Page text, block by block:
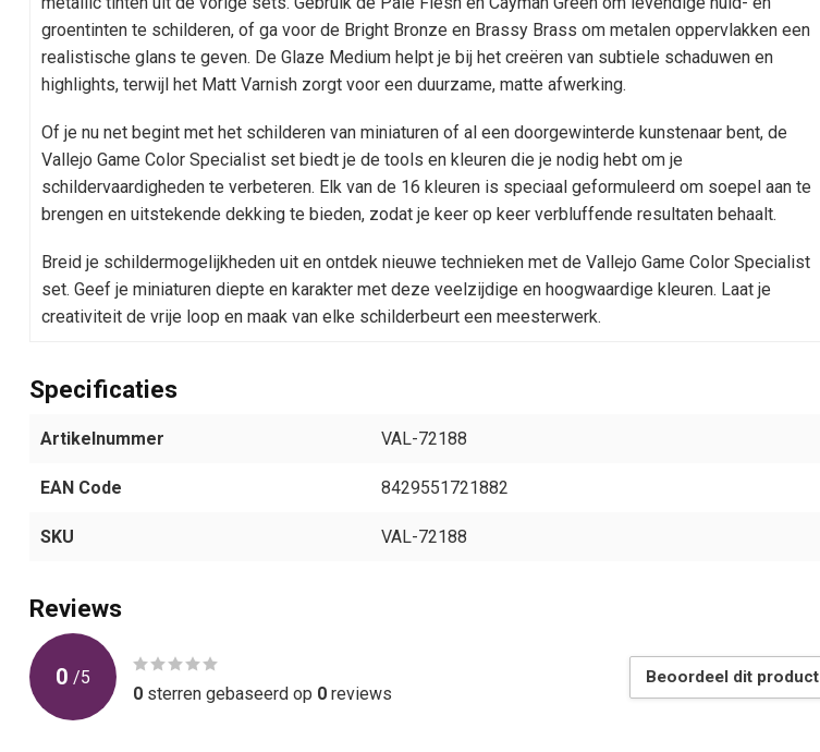
groentinten te schilderen, of ga voor de Bright Bronze en Brassy Brass om metalen oppervlakken een
realistische glans te geven. De Glaze Medium helpt je bij het creëren van subtiele schaduwen en
highlights, terwijl het Matt Varnish zorgt voor een duurzame, matte afwerking.
Of je nu net begint met het schilderen van miniaturen of al een doorgewinterde kunstenaar bent, de
Vallejo Game Color Specialist set biedt je de tools en kleuren die je nodig hebt om je
schildervaardigheden te verbeteren. Elk van de 16 kleuren is speciaal geformuleerd om soepel aan te
brengen en uitstekende dekking te bieden, zodat je keer op keer verbluffende resultaten behaalt.
Breid je schildermogelijkheden uit en ontdek nieuwe technieken met de Vallejo Game Color Specialist
set. Geef je miniaturen diepte en karakter met deze veelzijdige en hoogwaardige kleuren. Laat je
creativiteit de vrije loop en maak van elke schilderbeurt een meesterwerk.
Specificaties
Artikelnummer VAL-72188
EAN Code 8429551721882
SKU VAL-72188
Reviews
0 /5
0 sterren gebaseerd op 0 reviews
Beoordeel dit product